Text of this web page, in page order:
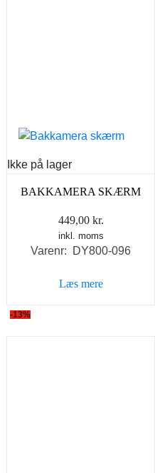
Ikke på lager
BAKKAMERA SKÆRM
449,00 kr.
inkl. moms
Varenr: DY800-096
Læs mere
-13%